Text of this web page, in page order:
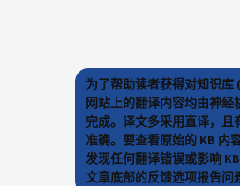
为了帮助读者获得对知识库
网站上的翻译内容均由神经
完成。译文多采用直译，且
准确。要查看原始的 KB 内
发现任何翻译错误或影响
文章底部的反馈选项报告问